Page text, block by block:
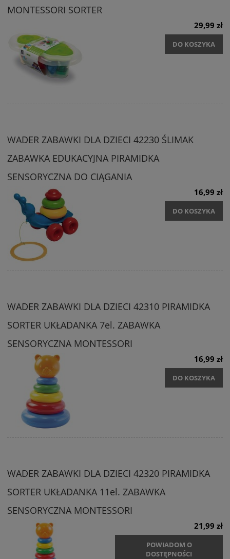
MONTESSORI SORTER
29,99 zł
DO KOSZYKA
WADER ZABAWKI DLA DZIECI 42230 ŚLIMAK
ZABAWKA EDUKACYJNA PIRAMIDKA
SENSORYCZNA DO CIĄGANIA
16,99 zł
DO KOSZYKA
WADER ZABAWKI DLA DZIECI 42310 PIRAMIDKA
SORTER UKŁADANKA 7el. ZABAWKA
SENSORYCZNA MONTESSORI
16,99 zł
DO KOSZYKA
WADER ZABAWKI DLA DZIECI 42320 PIRAMIDKA
SORTER UKŁADANKA 11el. ZABAWKA
SENSORYCZNA MONTESSORI
21,99 zł
POWIADOM O
DOSTĘPNOŚCI